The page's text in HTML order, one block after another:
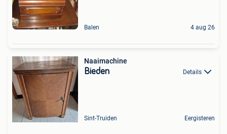
Balen 4 aug 26
Naaimachine
Bieden Details
Sint-Truiden Eergisteren